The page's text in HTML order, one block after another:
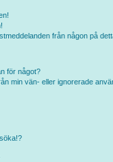
från någon på
för något?
min vän- eller ignorerade